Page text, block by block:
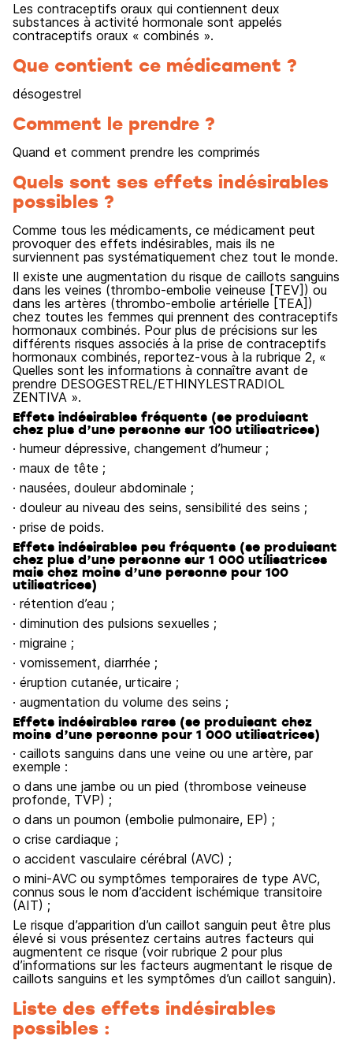
Les contraceptifs oraux qui contiennent deux
substances à activité hormonale sont appelés
contraceptifs oraux « combinés ».
Que contient ce médicament ?
désogestrel
Comment le prendre ?
Quand et comment prendre les comprimés
Quels sont ses effets indésirables
possibles ?
Comme tous les médicaments, ce médicament peut
provoquer des effets indésirables, mais ils ne
surviennent pas systématiquement chez tout le monde.
Il existe une augmentation du risque de caillots sanguins
dans les veines (thrombo-embolie veineuse [TEV]) ou
dans les artères (thrombo-embolie artérielle [TEA])
chez toutes les femmes qui prennent des contraceptifs
hormonaux combinés. Pour plus de précisions sur les
différents risques associés à la prise de contraceptifs
hormonaux combinés, reportez-vous à la rubrique 2, «
Quelles sont les informations à connaître avant de
prendre DESOGESTREL/ETHINYLESTRADIOL
ZENTIVA ».
Effets indésirables fréquents (se produisant
chez plus d’une personne sur 100 utilisatrices)
· humeur dépressive, changement d’humeur ;
· maux de tête ;
· nausées, douleur abdominale ;
· douleur au niveau des seins, sensibilité des seins ;
· prise de poids.
Effets indésirables peu fréquents (se produisant
chez plus d’une personne sur 1 000 utilisatrices
mais chez moins d’une personne pour 100
utilisatrices)
· rétention d’eau ;
· diminution des pulsions sexuelles ;
· migraine ;
· vomissement, diarrhée ;
· éruption cutanée, urticaire ;
· augmentation du volume des seins ;
Effets indésirables rares (se produisant chez
moins d’une personne pour 1 000 utilisatrices)
· caillots sanguins dans une veine ou une artère, par
exemple :
o dans une jambe ou un pied (thrombose veineuse
profonde, TVP) ;
o dans un poumon (embolie pulmonaire, EP) ;
o crise cardiaque ;
o accident vasculaire cérébral (AVC) ;
o mini-AVC ou symptômes temporaires de type AVC,
connus sous le nom d’accident ischémique transitoire
(AIT) ;
Le risque d’apparition d’un caillot sanguin peut être plus
élevé si vous présentez certains autres facteurs qui
augmentent ce risque (voir rubrique 2 pour plus
d’informations sur les facteurs augmentant le risque de
caillots sanguins et les symptômes d’un caillot sanguin).
Liste des effets indésirables
possibles :